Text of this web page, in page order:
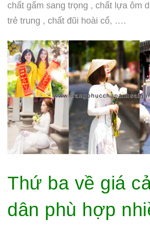
chất gấm sang trọng , chất lựa ôm
trẻ trung , chất đũi hoài cổ, ….
Thứ ba về giá
dân phù hợp